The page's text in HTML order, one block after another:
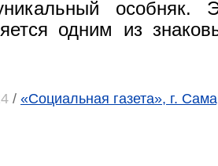
особняк.
одним из
/ «Социальная газета», г.